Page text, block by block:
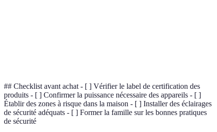
## Checklist avant achat - [ ] Vérifier le label de certification des
produits - [ ] Confirmer la puissance nécessaire des appareils - [ ]
Établir des zones à risque dans la maison - [ ] Installer des éclairages
de sécurité adéquats - [ ] Former la famille sur les bonnes pratiques
de sécurité